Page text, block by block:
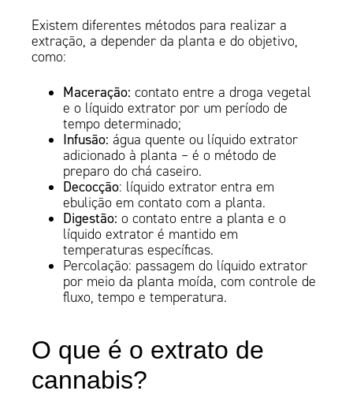
Existem diferentes métodos para realizar a
extração, a depender da planta e do objetivo,
como:
Maceração:contato entre a droga vegetal
e o líquido extrator por um período de
tempo determinado;
Infusão: água quente ou líquido extrator
adicionado à planta – é o método de
preparo do chá caseiro.
Decocção: líquido extrator entra em
ebulição em contato com a planta.
Digestão:o contato entre a planta e o
líquido extrator é mantido em
temperaturas específicas.
Percolação: passagem do líquido extrator
por meio da planta moída, com controle de
fluxo, tempo e temperatura.
O que é o extrato de
cannabis?